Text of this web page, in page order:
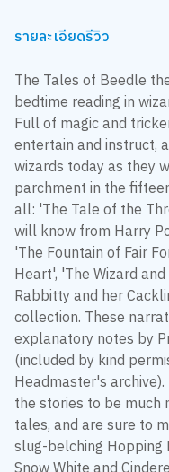
รายละเอียดรีวิว
The Tales of Beedle
bedtime reading in
Full of magic and
entertain and instruct,
wizards today as they
parchment in the
all: 'The Tale of the
will know from Harry
'The Fountain of Fair
Heart', 'The Wizard
Rabbitty and her
collection. These
explanatory notes by
(included by kind
Headmaster's
the stories to be
tales, and are sure to
slug-belching Hopping